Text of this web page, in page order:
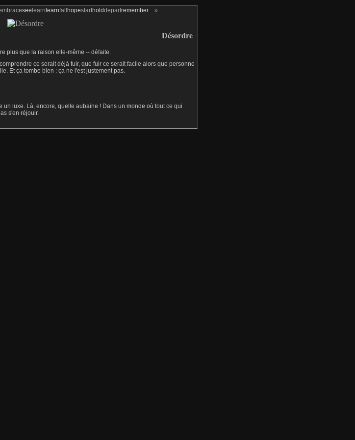
see learn learnfall hopestartholddepartremember »
Désordre
plus que la raison elle-même -- défaite.
ce serait déjà fuir, que fuir ce serait facile alors que personne
Et ça tombe bien : ça ne l'est justement pas.
un luxe. Là, encore, quelle aubaine ! Dans un monde où tout ce qui
s'en réjouir.